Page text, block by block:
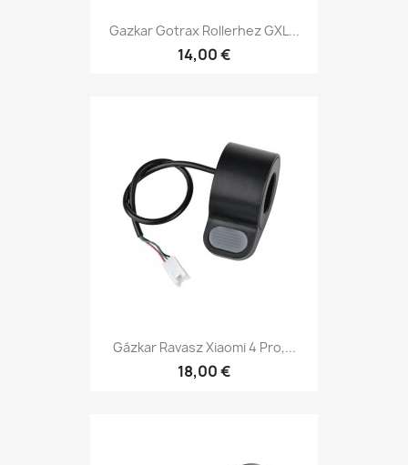
Gazkar Gotrax Rollerhez GXL...
14,00 €
Gázkar Ravasz Xiaomi 4 Pro,...
18,00 €